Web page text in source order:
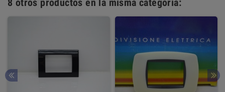
8 otros productos en la misma categoría: